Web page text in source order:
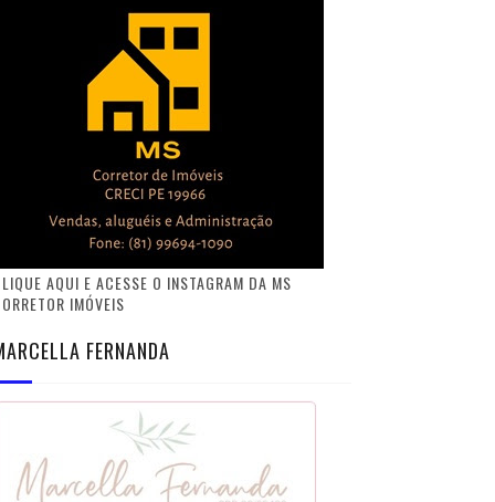
AQUI E ACESSE O INSTAGRAM DA MS
IMÓVEIS
FERNANDA